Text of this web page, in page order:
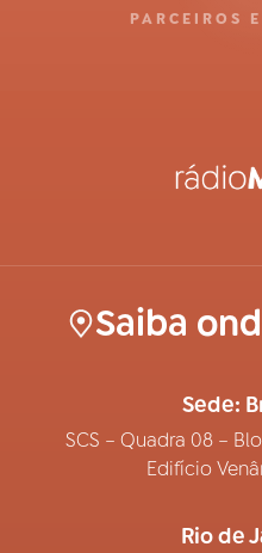
PARCEIROS
Saiba
Sede:
SCS – Quadra 08 –
Edifício
Rio de